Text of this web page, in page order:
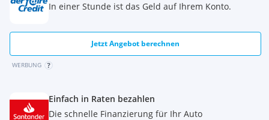
In einer Stunde ist das Geld auf Ihrem Konto.
Jetzt Angebot berechnen
WERBUNG
Einfach in Raten bezahlen
Die schnelle Finanzierung für Ihr Auto